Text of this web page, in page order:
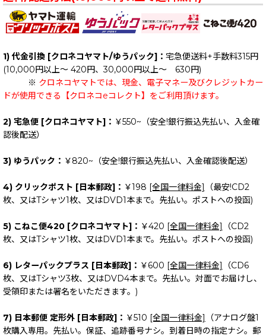
1) 代金引換 [クロネコヤマト/ゆうパック]： 宅急便送料+手数料315円
(10,000円以上～ 420円、30,000円以上～ 630円)
※ クロネコヤマトでは、現金、電子マネー及びクレジットカー
ドが使用できる【クロネコeコレクト】をご利用頂けます。
2) 宅急便 [クロネコヤマト]： ￥550~（安全!銀行振込先払い、入金確
認後配送）
3) ゆうパック： ￥820~（安全!銀行振込先払い、入金確認後配送）
4) クリックポスト [日本郵政]： ￥198 [全国一律料金]
（最安!CD2
枚、又はTシャツ1枚、又はDVD1本まで。先払い。ポストへの投函)
5) こねこ便420 [クロネコヤマト]： ￥420 [全国一律料金]
（CD2
枚、又はTシャツ1枚、又はDVD1本まで。先払い。ポストへの投函)
6) レターパックプラス [日本郵政]： ￥600 [全国一律料金]
（CD6
枚、又はTシャツ3枚、又はDVD4本まで。先払い。対面でお届けし、
受領印または署名をいただきます。)
7) 日本郵便 定形外 [日本郵政]： ￥510 [全国一律料金]
（アナログ盤1
枚購入専用。先払い。保証、追跡番号ナシ。到着日時の指定ナシ。郵